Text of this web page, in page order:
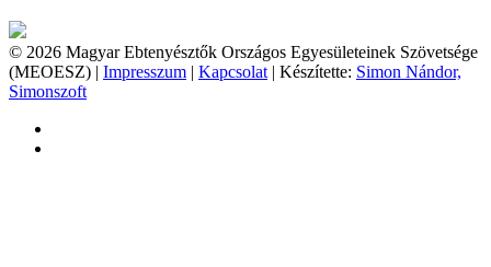
© 2026 Magyar Ebtenyésztők Országos Egyesületeinek Szövetsége
(MEOESZ) | Impresszum | Kapcsolat | Készítette: Simon Nándor,
Simonszoft